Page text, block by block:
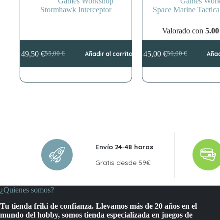
Stormhawk Interceptor
55,00€
El
precio
era:
49,50€El
precio
es:
Añadir al carrito
Space Marine
Valorado con 5.00
50,00€
El
precio
era:
45,00 €El
precio
es:
Envío 24-48 horas
Gratis desde 59€
¿Quienes somos?
Tu tienda friki de confianza. Llevamos más de 20 años en el
mundo del hobby, somos tienda especializada en juegos de